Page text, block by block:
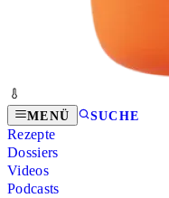
MENÜ SUCHE
Rezepte
Dossiers
Videos
Podcasts